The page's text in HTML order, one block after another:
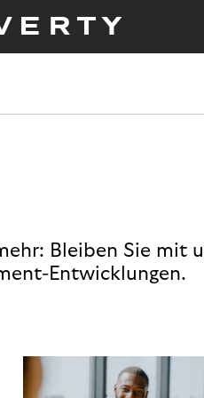
Bleiben Sie mit
Entwicklungen.